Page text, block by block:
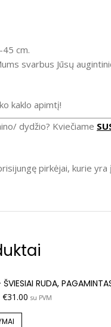
45 cm.
svarbus Jūsų
kaklo apimtį!
dydžio? Kviečiame
pirkėjai, kurie
RUDA,
€31.00 su PVM